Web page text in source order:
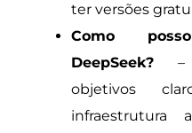
ter versões
Como
DeepSeek? –
objetivos
infraestrutura